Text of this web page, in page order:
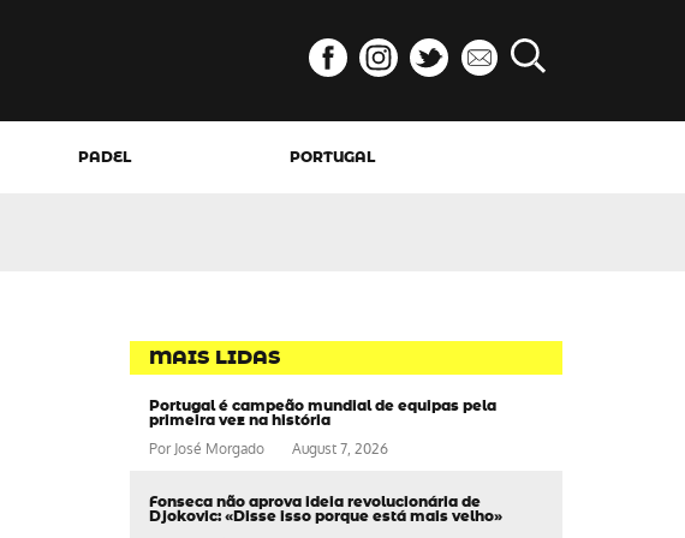
PADEL PORTUGAL
MAIS LIDAS
Portugal é campeão mundial de equipas pela
primeira vez na história
PorJosé Morgado August 7, 2026
Fonseca não aprova ideia revolucionária de
Djokovic: «Disse isso porque está mais velho»